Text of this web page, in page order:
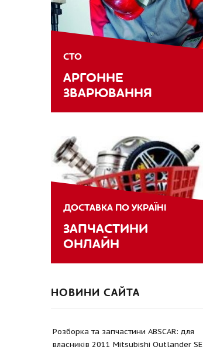
СТО
АРГОННЕ
ЗВАРЮВАННЯ
ДОСТАВКА ПО УКРАЇНІ
ЗАПЧАСТИНИ
ОНЛАЙН
НОВИНИ САЙТА
Розборка та запчастини ABSCAR: для
власників 2011 Mitsubishi Outlander SE